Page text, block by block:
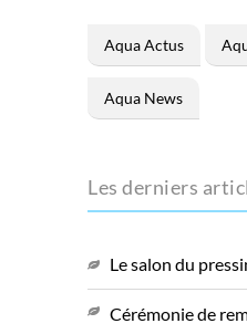
Aqua Actus
Aqua News
Les derniers
Le salon du
Cérémonie de